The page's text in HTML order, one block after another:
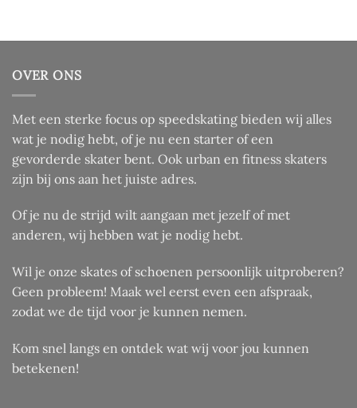
kan
gekozen
worden
productpagina
OVER ONS
Met een sterke focus op speedskating bieden wij alles
wat je nodig hebt, of je nu een starter of een
gevorderde skater bent. Ook urban en fitness skaters
zijn bij ons aan het juiste adres.
Of je nu de strijd wilt aangaan met jezelf of met
anderen, wij hebben wat je nodig hebt.
Wil je onze skates of schoenen persoonlijk uitproberen?
Geen probleem! Maak wel eerst even een afspraak,
zodat we de tijd voor je kunnen nemen.
Kom snel langs en ontdek wat wij voor jou kunnen
betekenen!